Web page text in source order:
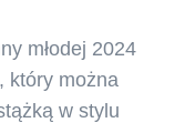
młodej 2024
który można
w stylu